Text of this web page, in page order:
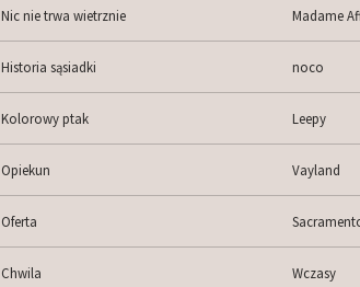
Nic nie trwa wietrznie Madame
Historia sąsiadki noco
Kolorowy ptak Leepy
Opiekun Vayland
Oferta
Chwila Wczasy